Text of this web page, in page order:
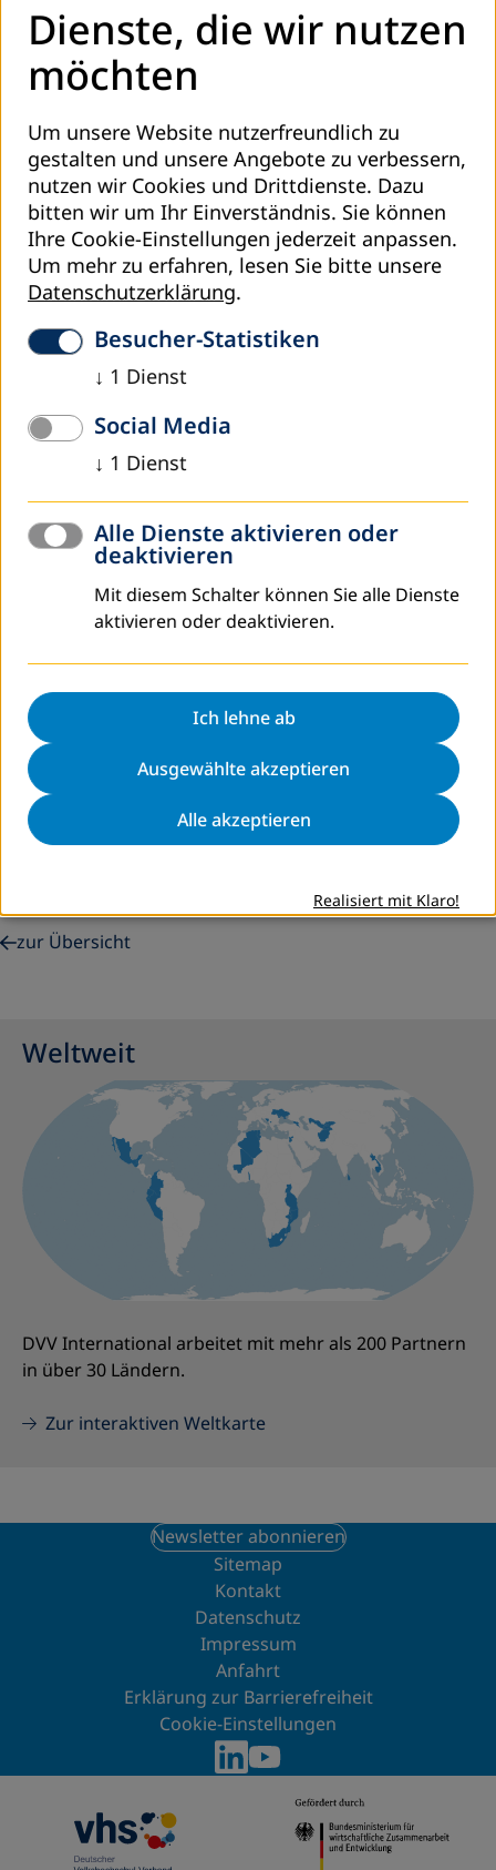
Alphabetisierung und Grundbildung für alle wird eine
nachhaltige Armutsbekämpfung und Entwicklung nicht
möglich sein.
weltweit ist deshalb eines der wichtigsten Handlungsfelder
von DVV International. Mit non-formalen und
bedarfsorientierten Bildungsangeboten auf lokaler Ebene
wird Jugendlichen und Erwachsenen ein Zugang zu
Bildung und damit zu einer aktiven gesellschaftlichen und
wirtschaftlichen Teilhabe ermöglicht.
International Veranstaltungen rund um den
Weltalphabetisierungstag. In vielen Ländern finden in
Konferenzen statt, so wird in Kampala, Uganda, am 8.
September die nationale Strategie für
Erwachsenenbildung feierlich vorgestellt, deren
Überarbeitung DVV International beratend begleitet hat.
In Tansania wird der Tag zum Anlass genommen, die
Eröffnung eines neuen Erwachsenenbildungszentrums im
District Kibaha zu begehen. Aber auch Erfolge der Arbeit
werden präsentiert und die Lernenden kommen zu Wort:
In Malawi wird ein Teilnehmer an Bildungsangeboten in
Gefängnissen darüber berichten, wie er nach seiner Haft
dank seiner neuen Kenntnisse einen Friseursalon
aufbauen konnte. Kulturelle und sportliche Aktivitäten
runden in vielen Ländern, so auch in Mosambik, das
Programm ab. Die Veranstaltungsreihen erstrecken sich
häufig über mehrere Tage, wie in Mali, wo vom 08. bis 14.
September eine ganze Woche der Alphabetisierung
begangen wird und in eine Abschlussveranstaltung in
Bildungszentrum in Yélékébougou mündet.
zur Übersicht
Weltweit
DVV International arbeitet mit mehr als 200 Partnern
in über 30 Ländern.
Zur interaktiven Weltkarte
Newsletter abonnieren
Sitemap
Kontakt
Datenschutz
Impressum
Anfahrt
Erklärung zur Barrierefreiheit
Cookie-Einstellungen
Dienste, die wir nutzen
möchten
Um unsere Website nutzerfreundlich zu
gestalten und unsere Angebote zu verbessern,
nutzen wir Cookies und Drittdienste. Dazu
bitten wir um Ihr Einverständnis. Sie können
Ihre Cookie-Einstellungen jederzeit anpassen.
Um mehr zu erfahren, lesen Sie bitte unsere
Datenschutzerklärung.
Besucher-Statistiken
↓ 1 Dienst
Social Media
↓ 1 Dienst
Alle Dienste aktivieren oder
deaktivieren
Mit diesem Schalter können Sie alle Dienste
aktivieren oder deaktivieren.
Ich lehne ab
Ausgewählte akzeptieren
Alle akzeptieren
Realisiert mit Klaro!